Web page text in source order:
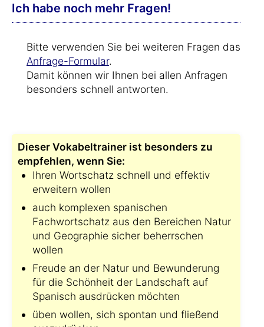
Ich habe noch mehr Fragen!
Bitte verwenden Sie bei weiteren Fragen das
Anfrage-Formular.
Damit können wir Ihnen bei allen Anfragen
besonders schnell antworten.
Dieser Vokabeltrainer ist besonders zu
empfehlen, wenn Sie:
Ihren Wortschatz schnell und effektiv
erweitern wollen
auch komplexen spanischen
Fachwortschatz aus den Bereichen Natur
und Geographie sicher beherrschen
wollen
Freude an der Natur und Bewunderung
für die Schönheit der Landschaft auf
Spanisch ausdrücken möchten
üben wollen, sich spontan und fließend